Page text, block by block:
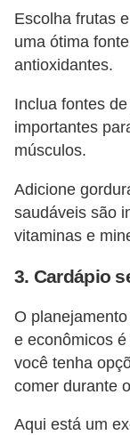
Escolha frutas
uma ótima
antioxidantes.
Inclua fontes
importantes
músculos.
Adicione
saudáveis são
vitaminas e
3. Cardápio
O
e econômicos
você tenha
comer durante
Aqui está um